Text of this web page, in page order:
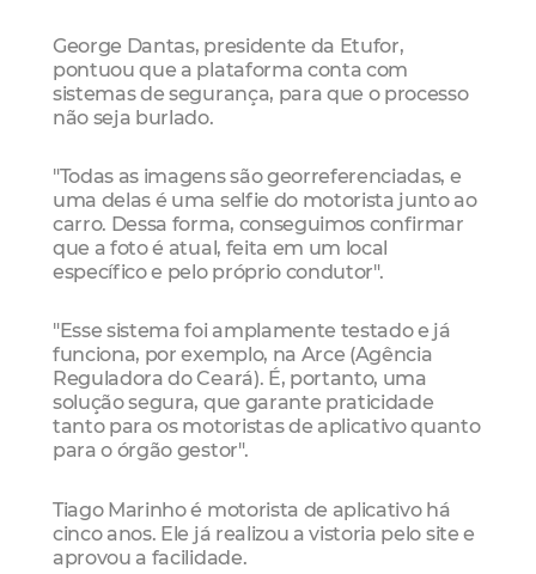
George Dantas, presidente da Etufor,
pontuou que a plataforma conta com
sistemas de segurança, para que o processo
não seja burlado.
"Todas as imagens são georreferenciadas, e
uma delas é uma selfie do motorista junto ao
carro. Dessa forma, conseguimos confirmar
que a foto é atual, feita em um local
específico e pelo próprio condutor".
"Esse sistema foi amplamente testado e já
funciona, por exemplo, na Arce (Agência
Reguladora do Ceará). É, portanto, uma
solução segura, que garante praticidade
tanto para os motoristas de aplicativo quanto
para o órgão gestor".
Tiago Marinho é motorista de aplicativo há
cinco anos. Ele já realizou a vistoria pelo site e
aprovou a facilidade.